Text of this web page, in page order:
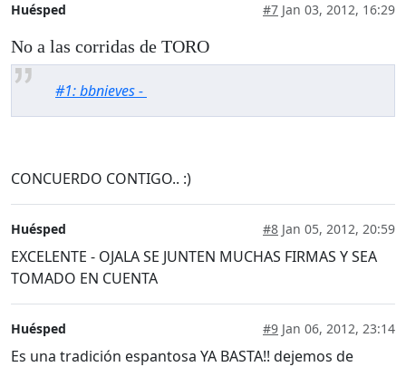
Huésped #7 Jan 03, 2012, 16:29
No a las corridas de TORO
#1: bbnieves -
CONCUERDO CONTIGO.. :)
Huésped #8 Jan 05, 2012, 20:59
EXCELENTE - OJALA SE JUNTEN MUCHAS FIRMAS Y SEA
TOMADO EN CUENTA
Huésped #9 Jan 06, 2012, 23:14
Es una tradición espantosa YA BASTA!! dejemos de